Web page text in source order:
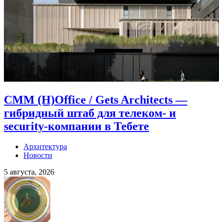
CMM (H)Office / Gets Architects —
гибридный штаб для телеком- и
security-компании в Тебете
Архитектура
Новости
5 августа, 2026